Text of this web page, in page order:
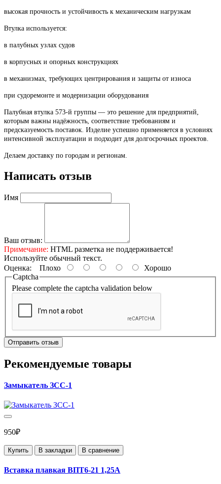
высокая прочность и устойчивость к механическим нагрузкам
Втулка используется:
в палубных узлах судов
в корпусных и опорных конструкциях
в механизмах, требующих центрирования и защиты от износа
при судоремонте и модернизации оборудования
Палубная втулка 573-й группы — это решение для предприятий,
которым важны надёжность, соответствие требованиям и
предсказуемость поставок. Изделие успешно применяется в условиях
интенсивной эксплуатации и подходит для долгосрочных проектов.
Делаем доставку по городам и регионам.
Написать отзыв
Имя
Ваш отзыв:
Примечание: HTML разметка не поддерживается!
Используйте обычный текст.
Оценка: Плохо
Хорошо
Captcha
Please complete the captcha validation below
Отправить отзыв
Рекомендуемые товары
Замыкатель ЗСС-1
950₽
Купить В закладки В сравнение
Вставка плавкая ВПТ6-21 1,25А